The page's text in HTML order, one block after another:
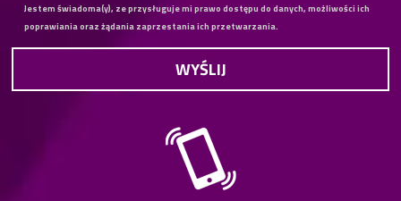
Jestem świadoma(y), ze przysługuje mi prawo dostępu do danych, możliwości ich
poprawiania oraz żądania zaprzestania ich przetwarzania.